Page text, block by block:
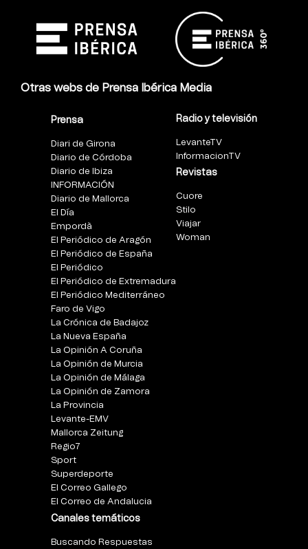
Otras webs de Prensa Ibérica Media
Prensa
Diari de Girona
Diario de Córdoba
Diario de Ibiza
INFORMACIÓN
Diario de Mallorca
El Día
Empordà
El Periódico de Aragón
El Periódico de España
El Periódico
El Periódico de Extremadura
El Periódico Mediterráneo
Faro de Vigo
La Crónica de Badajoz
La Nueva España
La Opinión A Coruña
La Opinión de Murcia
La Opinión de Málaga
La Opinión de Zamora
La Provincia
Levante-EMV
Mallorca Zeitung
Regio7
Sport
Superdeporte
El Correo Gallego
El Correo de Andalucia
Canales temáticos
Buscando Respuestas
Radio y televisión
LevanteTV
InformacionTV
Revistas
Cuore
Stilo
Viajar
Woman